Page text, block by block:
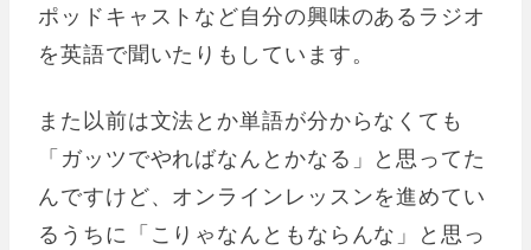
ポッドキャストなど自分の興味のあるラジオ
を英語で聞いたりもしています。
また以前は文法とか単語が分からなくても
「ガッツでやればなんとかなる」と思ってた
んですけど、オンラインレッスンを進めてい
るうちに「こりゃなんともならんな」と思っ